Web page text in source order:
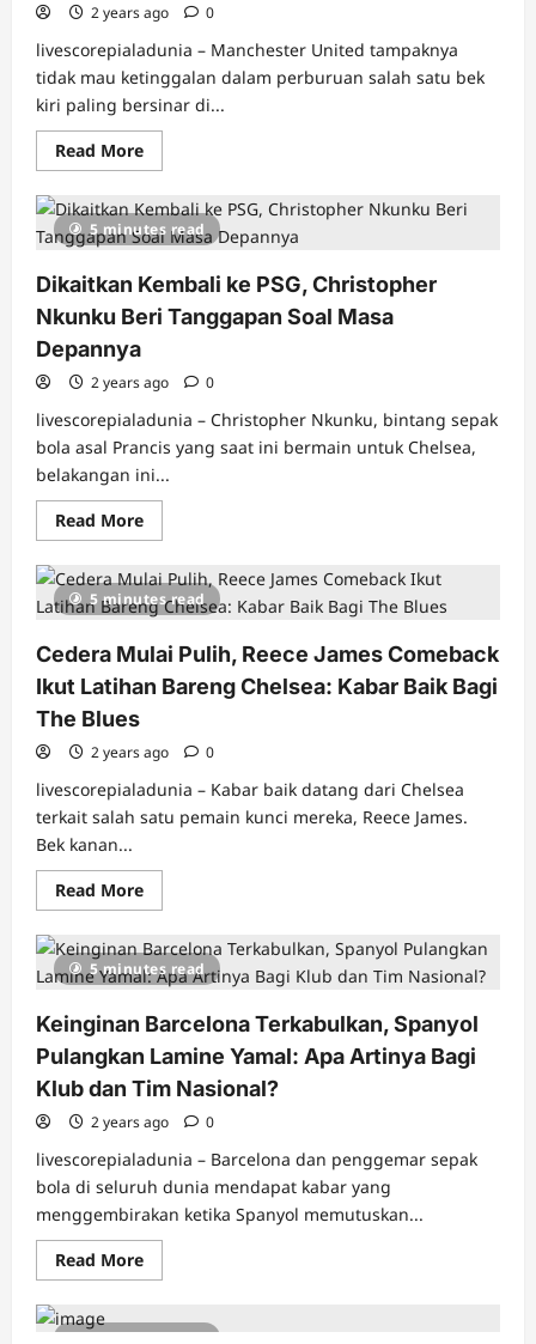
2 years ago 0
livescorepialadunia – Manchester United tampaknya
tidak mau ketinggalan dalam perburuan salah satu bek
kiri paling bersinar di...
Read MoreRead
more
Saingi
Real
Madrid,
Manchester
juga
Kejar
Alphonso
Davies:
Kanada
Memperebutkan
Bek
Kiri
Terbaik
Dunia
5 minutes read
Dikaitkan Kembali ke PSG, Christopher
Nkunku Beri Tanggapan Soal Masa
Depannya
2 years ago 0
livescorepialadunia – Christopher Nkunku, bintang sepak
bola asal Prancis yang saat ini bermain untuk Chelsea,
belakangan ini...
Read MoreRead
more
Dikaitkan
Kembali
ke
PSG,
Nkunku
Beri
Tanggapan
5 minutes read
Cedera Mulai Pulih, Reece James Comeback
Ikut Latihan Bareng Chelsea: Kabar Baik Bagi
The Blues
2 years ago 0
livescorepialadunia – Kabar baik datang dari Chelsea
terkait salah satu pemain kunci mereka, Reece James.
Bek kanan...
Read MoreRead
more
Cedera
Mulai
Pulih,
Reece
Comeback
Ikut
Latihan
Bareng
Chelsea:
Baik
The
Blues
5 minutes read
Keinginan Barcelona Terkabulkan, Spanyol
Pulangkan Lamine Yamal: Apa Artinya Bagi
Klub dan Tim Nasional?
2 years ago 0
livescorepialadunia – Barcelona dan penggemar sepak
bola di seluruh dunia mendapat kabar yang
menggembirakan ketika Spanyol memutuskan...
Read MoreRead
more
Barcelona
5 minutes read